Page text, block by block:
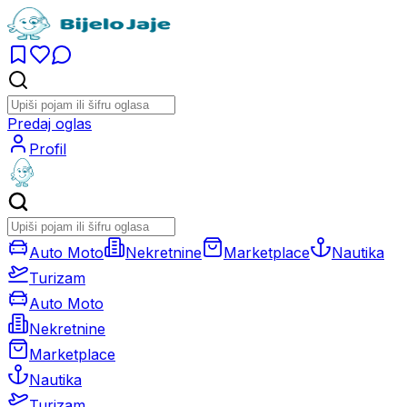
Predaj oglas
Profil
Auto Moto Nekretnine Marketplace
Nautika
Turizam
Auto Moto
Nekretnine
Marketplace
Nautika